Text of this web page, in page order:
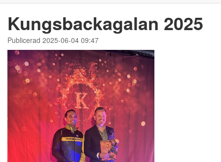
Kungsbackagalan 2025
Publicerad 2025-06-04 09:47